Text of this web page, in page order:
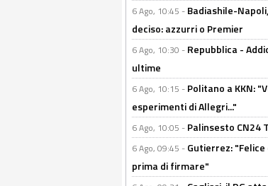
6 Ago, 10:45 - Badiashile-
deciso: azzurri o Premier
6 Ago, 10:30 - Repubblica -
ultime
6 Ago, 10:15 - Politano a KKN:
esperimenti di Allegri..."
6 Ago, 10:05 - Palinsesto CN24
6 Ago, 09:45 - Gutierrez:
prima di firmare"